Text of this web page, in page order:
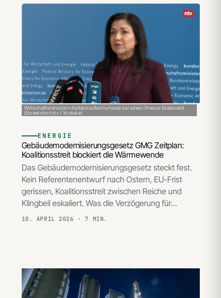
Wirtschaftsministerin Katherina Reiche heute bei einem Presse-Statement
(Screenshot ntv / Youtube)
ENERGIE
Gebäudemodernisierungsgesetz GMG Zeitplan:
Koalitionsstreit blockiert die Wärmewende
Das Gebäudemodernisierungsgesetz steckt fest.
Kein Referentenentwurf nach Ostern, EU-Frist
gerissen, Koalitionsstreit zwischen Reiche und
Klingbeil eskaliert. Was die Verzögerung für…
10. APRIL 2026 · 7 MIN.